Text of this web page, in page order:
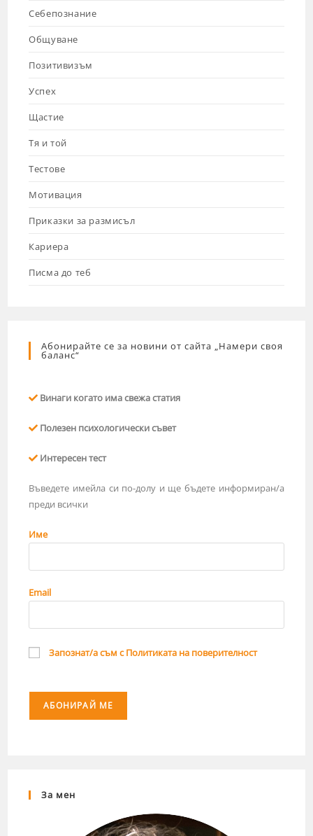
Себепознание
Общуване
Позитивизъм
Успех
Щастие
Тя и той
Тестове
Мотивация
Приказки за размисъл
Кариера
Писма до теб
Абонирайте се за новини от сайта „Намери своя
баланс“
Винаги когато има свежа статия
Полезен психологически съвет
Интересен тест
Въведете имейла си по-долу и ще бъдете информиран/а
преди всички
Име
Email
Запознат/а съм с Политиката на поверителност
За мен